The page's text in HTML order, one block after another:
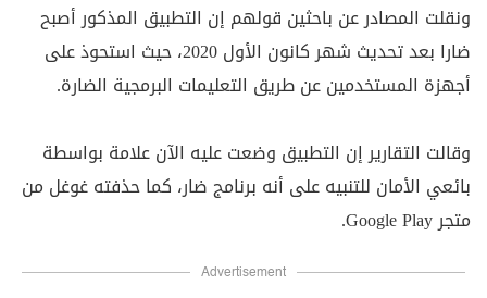
ونقلت المصادر عن باحثين قولهم إن التطبيق المذكور أصبح
ضارا بعد تحديث شهر كانون الأول 2020، حيث استحوذ على
أجهزة المستخدمين عن طريق التعليمات البرمجية الضارة.
وقالت التقارير إن التطبيق وضعت عليه الآن علامة بواسطة
بائعي الأمان للتنبيه على أنه برنامج ضار، كما حذفته غوغل من
متجر Google Play.
Advertisement